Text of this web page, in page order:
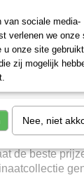
Wij
de beste
van sociale media-
verlenen we onze
u onze site
zij mogelijk
Nee, niet